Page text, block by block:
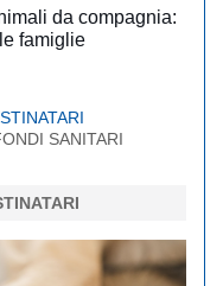
da compagnia:
famiglie
SANITARI